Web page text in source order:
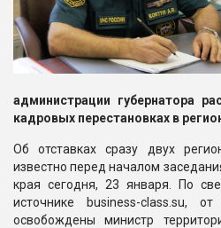
администрации губернатора
кадровых перестановках в
Об отставках сразу двух
известно перед началом
края сегодня, 23 января. По
источнике business-class.su,
освобождены министр